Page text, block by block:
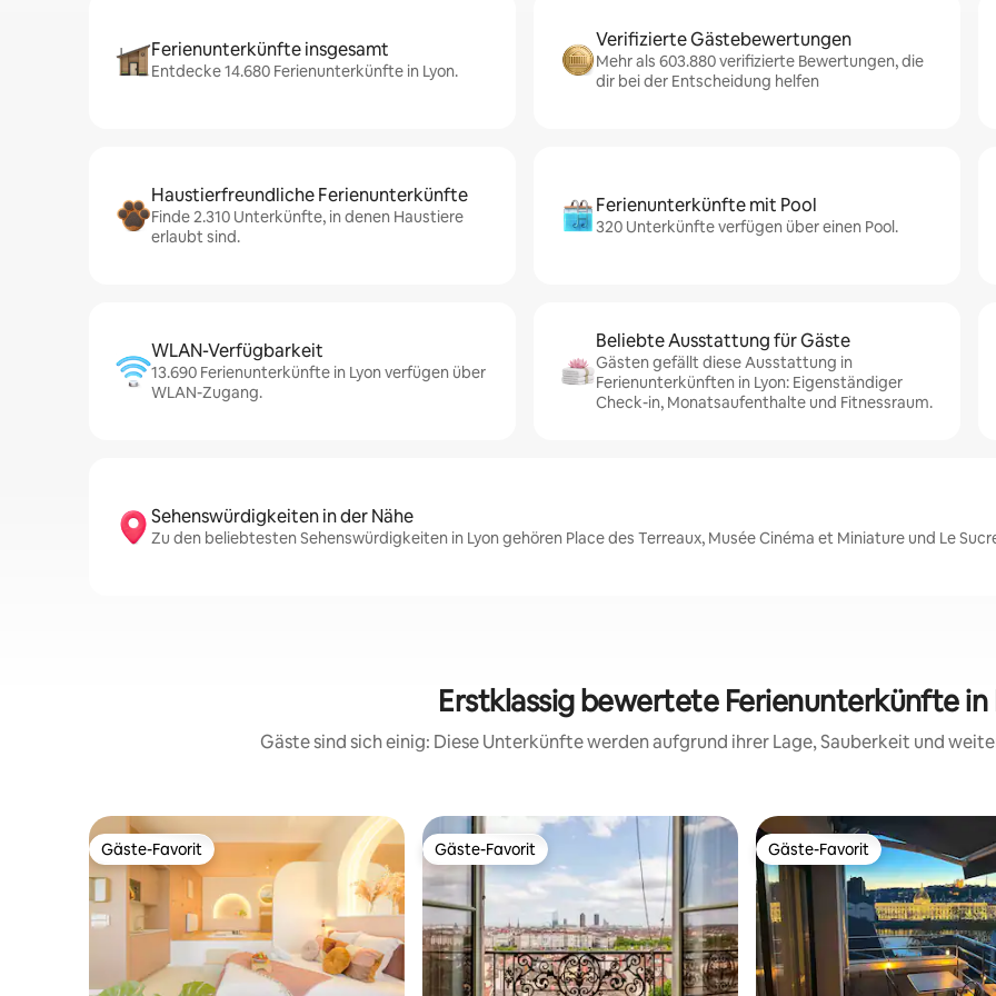
Ferienunterkünfte insgesamt
Entdecke 14.680 Ferienunterkünfte in Lyon.
Verifizierte Gästebewertungen
Mehr als 603.880 verifizierte Bewertungen, die
dir bei der Entscheidung helfen
Haustierfreundliche Ferienunterkünfte
Finde 2.310 Unterkünfte, in denen Haustiere
erlaubt sind.
Ferienunterkünfte mit Pool
320 Unterkünfte verfügen über einen Pool.
WLAN-Verfügbarkeit
13.690 Ferienunterkünfte in Lyon verfügen über
WLAN-Zugang.
Beliebte Ausstattung für Gäste
Gästen gefällt diese Ausstattung in
Ferienunterkünften in Lyon: Eigenständiger
Check-in, Monatsaufenthalte und Fitnessraum.
Sehenswürdigkeiten in der Nähe
Zu den beliebtesten Sehenswürdigkeiten in Lyon gehören Place des Terreaux, Musée Cinéma et Miniature und Le
Erstklassig bewertete Ferienunterkünfte in
Gäste sind sich einig: Diese Unterkünfte werden aufgrund ihrer Lage, Sauberkeit und
Gäste-Favorit
Gäste-Favorit Gäste-Favorit
Gäste-Favorit Gäste-Favorit
Gäste-Favorit